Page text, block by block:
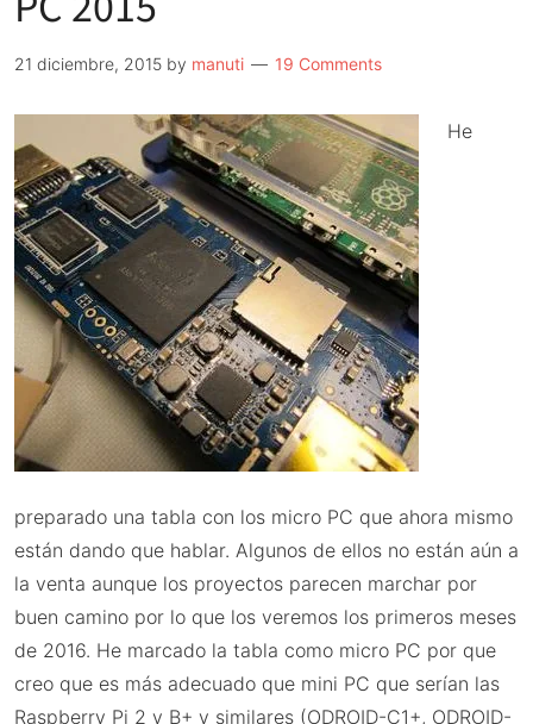
$9
sigue
21 diciembre, 2015 by manuti 19 Comments
He
preparado una tabla con los micro PC que ahora mismo
están dando que hablar. Algunos de ellos no están aún a
la venta aunque los proyectos parecen marchar por
buen camino por lo que los veremos los primeros meses
de 2016. He marcado la tabla como micro PC por que
creo que es más adecuado que mini PC que serían las
Raspberry Pi 2 y B+ y similares (ODROID-C1+, ODROID-